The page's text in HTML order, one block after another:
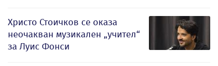
Христо Стоичков се оказа
неочакван музикален „учител“
за Луис Фонси